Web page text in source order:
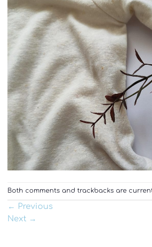
Both comments and trackbacks are
← Previous
Next →